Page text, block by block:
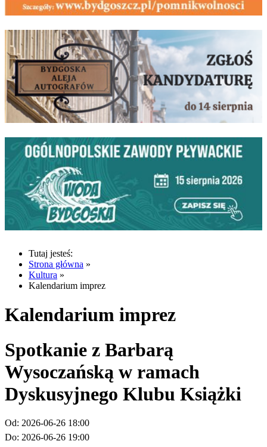
Tutaj jesteś:
Strona główna »
Kultura »
Kalendarium imprez
Kalendarium imprez
Spotkanie z Barbarą
Wysoczańską w ramach
Dyskusyjnego Klubu Książki
Od: 2026-06-26 18:00
Do: 2026-06-26 19:00